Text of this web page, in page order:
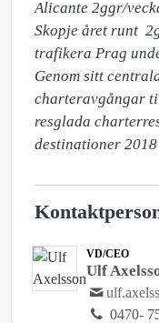
Alicante 2ggr/
Skopje året runt
trafikera Prag
Genom sitt
charteravgångar
resglada
destinationer
VD/CEO
Ulf
0470-